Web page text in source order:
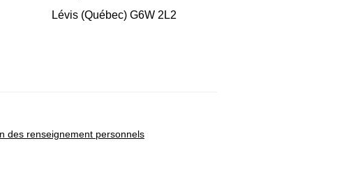
Lévis (Québec) G6W 2L2
des renseignement personnels